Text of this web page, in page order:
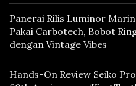
Panerai Rilis Luminor
Pakai Carbotech, Bobot
dengan Vintage Vibes
Hands-On Review Seiko